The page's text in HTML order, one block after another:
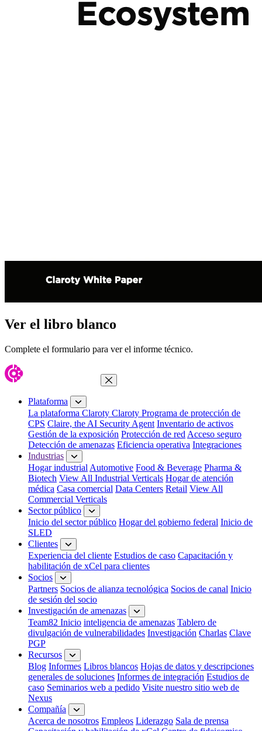
Ver el libro blanco
Complete el formulario para ver el informe técnico.
Cerrar menú
Plataforma
La plataforma Claroty Claroty Programa de protección de
CPS Claire, the AI Security Agent Inventario de activos
Gestión de la exposición Protección de red Acceso seguro
Detección de amenazas Eficiencia operativa Integraciones
Industrias
Hogar industrial Automotive Food & Beverage Pharma &
Biotech View All Industrial Verticals Hogar de atención
médica Casa comercial Data Centers Retail View All
Commercial Verticals
Sector público
Inicio del sector público Hogar del gobierno federal Inicio de
SLED
Clientes
Experiencia del cliente Estudios de caso Capacitación y
habilitación de xCel para clientes
Socios
Partners Socios de alianza tecnológica Socios de canal Inicio
de sesión del socio
Investigación de amenazas
Team82 Inicio inteligencia de amenazas Tablero de
divulgación de vulnerabilidades Investigación Charlas Clave
PGP
Recursos
Blog Informes Libros blancos Hojas de datos y descripciones
generales de soluciones Informes de integración Estudios de
caso Seminarios web a pedido Visite nuestro sitio web de
Nexus
Compañía
Acerca de nosotros Empleos Liderazgo Sala de prensa